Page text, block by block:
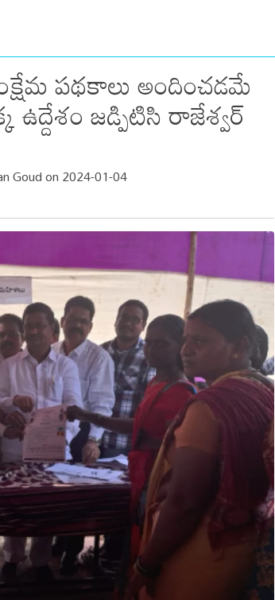
పథకాలు అందించడమే
జడ్పిటిసి రాజేశ్వర్
Goud on 2024-01-04